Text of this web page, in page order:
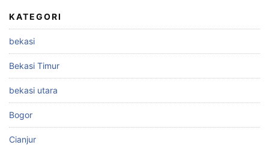
KATEGORI
bekasi
Bekasi Timur
bekasi utara
Bogor
Cianjur